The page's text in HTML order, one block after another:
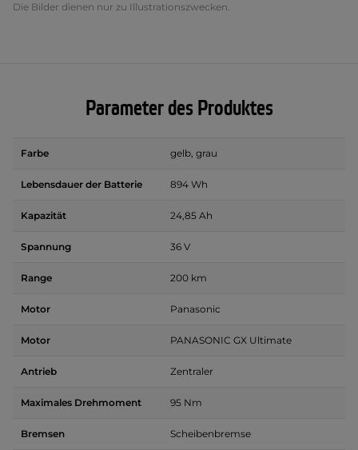
Die Bilder dienen nur zu Illustrationszwecken.
Parameter des Produktes
Farbe gelb, grau
Lebensdauer der Batterie 894 Wh
Kapazität 24,85 Ah
Spannung 36 V
Range 200 km
Motor Panasonic
Motor PANASONIC GX Ultimate
Antrieb Zentraler
Maximales Drehmoment 95 Nm
Bremsen Scheibenbremse